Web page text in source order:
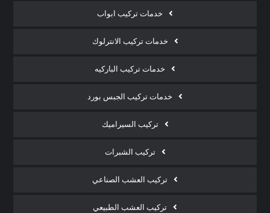
خدمات تركيب ابواب
خدمات تركيب الانترلوك
خدمات تركيب الباركيه
خدمات تركيب الجبس بورد
تركيب السيراميك
تركيب الشبرات
تركيب العشب الصناعي
تركيب العشب الطبيعي